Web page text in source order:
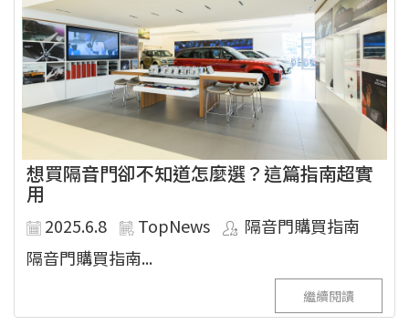
想買隔音門卻不知道怎麼選？這篇指南超實
用
2025.6.8 TopNews
隔音門購買指南
隔音門購買指南...
繼續閱讀